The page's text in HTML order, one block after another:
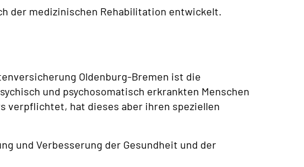
der medizinischen Rehabilitation entwickelt.
Oldenburg-Bremen ist die
und psychosomatisch erkrankten Menschen
verpflichtet, hat dieses aber ihren speziellen
und Verbesserung der Gesundheit und der